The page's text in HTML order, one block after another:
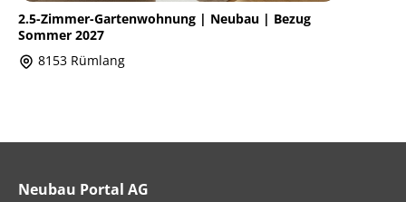
2.5-Zimmer-Gartenwohnung | Neubau | Bezug
Sommer 2027
8153 Rümlang
Neubau Portal AG